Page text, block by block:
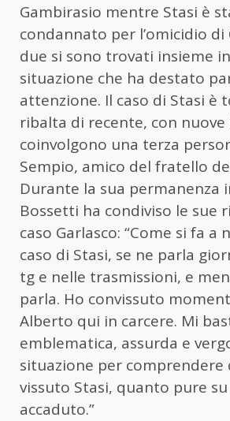
Gambirasio mentre Stasi è
condannato per l’omicidio di
due si sono trovati insieme
situazione che ha destato
attenzione. Il caso di Stasi è
ribalta di recente, con nuove
coinvolgono una terza
Sempio, amico del fratello
Durante la sua permanenza
Bossetti ha condiviso le sue
caso Garlasco: “Come si fa a
caso di Stasi, se ne parla
tg e nelle trasmissioni, e
parla. Ho convissuto
Alberto qui in carcere. Mi
emblematica, assurda e
situazione per comprendere
vissuto Stasi, quanto pure
accaduto.”